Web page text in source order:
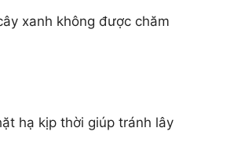
xanh không được chăm
hạ kịp thời giúp tránh lây